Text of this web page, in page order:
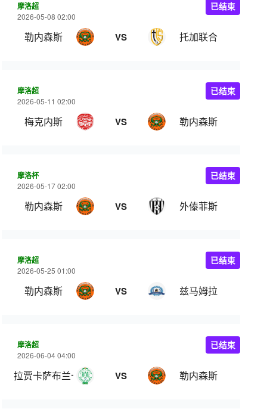
摩洛超
2026-05-08 02:00
勒内森斯 VS 托加联合
已结束
摩洛超
2026-05-11 02:00
梅克内斯 VS 勒内森斯
已结束
摩洛杯
2026-05-17 02:00
勒内森斯 VS 外傣菲斯
已结束
摩洛超
2026-05-25 01:00
勒内森斯 VS 兹马姆拉
已结束
摩洛超
2026-06-04 04:00
拉贾卡萨布兰卡竞技 VS 勒内森斯
已结束